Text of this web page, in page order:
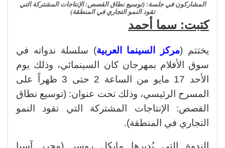
المشاركون في جلسة: (توسيع نطاق القصص: الإنتاجات المشتركة التي
تقود النمو التجاري في المنطقة)
كتبت: سما أحمد
يختتم (مركز السينما العربية) سلسلة ندواته في
سوق الأفلام بمهرجان كان السينمائي، وذلك يوم
الأحد 17 مايو من الساعة 2 حتى 3 ظهراً على
المسرح الرئيسي، وذلك تحت عنوان: (توسيع نطاق
القصص: الإنتاجات المشتركة التي تقود النمو
التجاري في المنطقة).
الندوة التي يُديرها مايكل روسر (محرر آسيا